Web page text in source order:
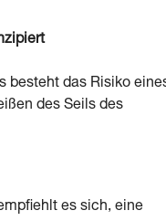
besteht das Risiko
des Seils des
es sich, eine